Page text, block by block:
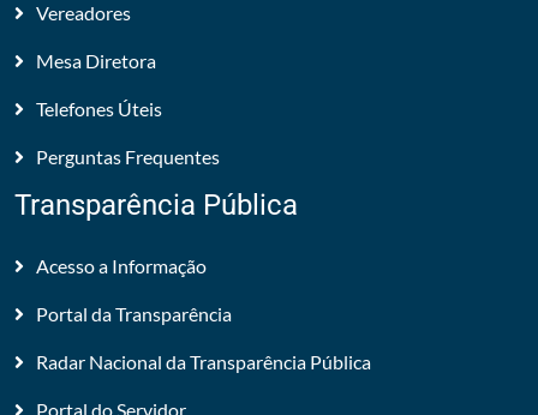
Vereadores
Mesa Diretora
Telefones Úteis
Perguntas Frequentes
Transparência Pública
Acesso a Informação
Portal da Transparência
Radar Nacional da Transparência Pública
Portal do Servidor